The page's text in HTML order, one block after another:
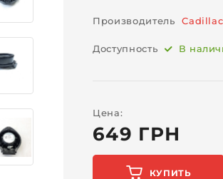
носят иллюстративный характер.
соответствия наименованию и
уточняйте у менеджера.
Производитель Cadillac
Доступность В
Цена:
649 ГРН
КУПИТЬ